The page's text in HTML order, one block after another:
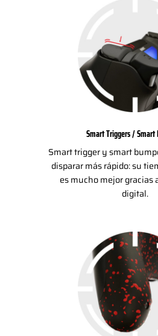
Smart Triggers / Smart
Smart trigger y smart
disparar más rápido: su
es mucho mejor gracias
digital.